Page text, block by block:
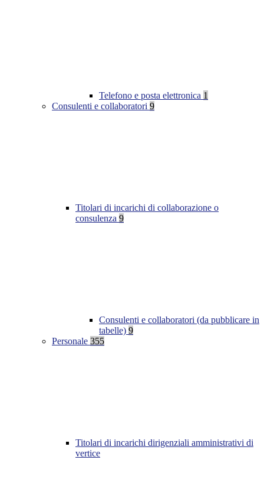
Telefono e posta elettronica 1
Consulenti e collaboratori 9
Titolari di incarichi di collaborazione o
consulenza 9
Consulenti e collaboratori (da pubblicare in
tabelle) 9
Personale 355
Titolari di incarichi dirigenziali amministrativi di
vertice